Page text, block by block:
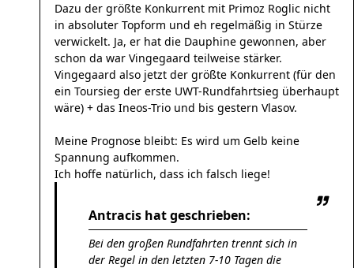
Dazu der größte Konkurrent mit Primoz Roglic nicht
in absoluter Topform und eh regelmäßig in Stürze
verwickelt. Ja, er hat die Dauphine gewonnen, aber
schon da war Vingegaard teilweise stärker.
Vingegaard also jetzt der größte Konkurrent (für den
ein Toursieg der erste UWT-Rundfahrtsieg überhaupt
wäre) + das Ineos-Trio und bis gestern Vlasov.
Meine Prognose bleibt: Es wird um Gelb keine
Spannung aufkommen.
Ich hoffe natürlich, dass ich falsch liege!
Antracis hat geschrieben:
Bei den großen Rundfahrten trennt sich in
der Regel in den letzten 7-10 Tagen die